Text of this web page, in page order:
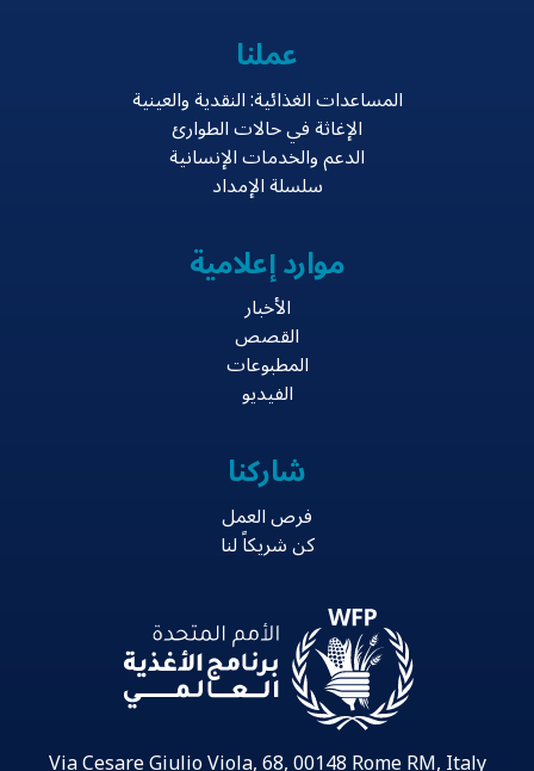
عملنا
المساعدات الغذائية: النقدية والعينية
الإغاثة في حالات الطوارئ
الدعم والخدمات الإنسانية
سلسلة الإمداد
موارد إعلامية
الأخبار
القصص
المطبوعات
الفيديو
شاركنا
فرص العمل
كن شريكاً لنا